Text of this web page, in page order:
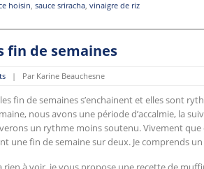
hoisin, sauce sriracha, vinaigre de riz
fin de semaines
| Par Karine Beauchesne
fin de semaines s’enchainent et elles sont
nous avons une période d’accalmie, la
un rythme moins soutenu. Vivement que
une fin de semaine sur deux. Je comprends